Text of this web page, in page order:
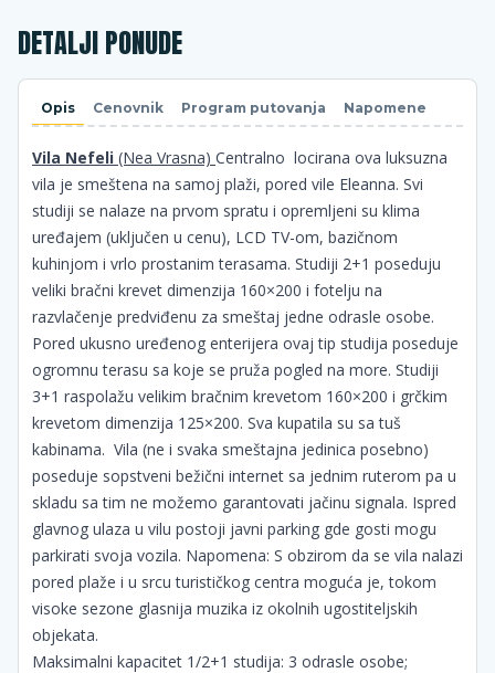
DETALJI PONUDE
Opis Cenovnik Program putovanja Napomene
Vila Nefeli (Nea Vrasna) Centralno locirana ova luksuzna
vila je smeštena na samoj plaži, pored vile Eleanna. Svi
studiji se nalaze na prvom spratu i opremljeni su klima
uređajem (uključen u cenu), LCD TV-om, bazičnom
kuhinjom i vrlo prostanim terasama. Studiji 2+1 poseduju
veliki bračni krevet dimenzija 160×200 i fotelju na
razvlačenje predviđenu za smeštaj jedne odrasle osobe.
Pored ukusno uređenog enterijera ovaj tip studija poseduje
ogromnu terasu sa koje se pruža pogled na more. Studiji
3+1 raspolažu velikim bračnim krevetom 160×200 i grčkim
krevetom dimenzija 125×200. Sva kupatila su sa tuš
kabinama. Vila (ne i svaka smeštajna jedinica posebno)
poseduje sopstveni bežični internet sa jednim ruterom pa u
skladu sa tim ne možemo garantovati jačinu signala. Ispred
glavnog ulaza u vilu postoji javni parking gde gosti mogu
parkirati svoja vozila. Napomena: S obzirom da se vila nalazi
pored plaže i u srcu turističkog centra moguća je, tokom
visoke sezone glasnija muzika iz okolnih ugostiteljskih
objekata.
Maksimalni kapacitet 1/2+1 studija: 3 odrasle osobe;